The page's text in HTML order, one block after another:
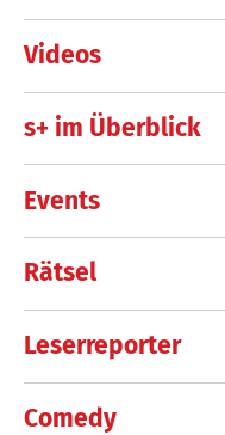
Videos
s+ im Überblick
Events
Rätsel
Leserreporter
Comedy